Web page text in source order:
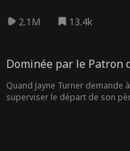
2.1M 13.4k
Dominée par le Patron
Quand Jayne Turner
superviser le départ de son